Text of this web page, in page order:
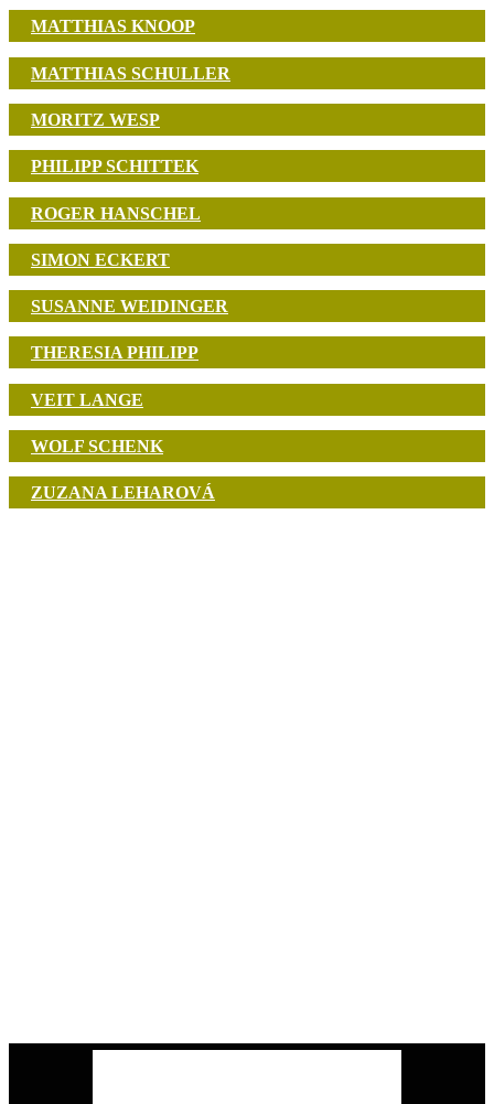
MATTHIAS KNOOP
MATTHIAS SCHULLER
MORITZ WESP
PHILIPP SCHITTEK
ROGER HANSCHEL
SIMON ECKERT
SUSANNE WEIDINGER
THERESIA PHILIPP
VEIT LANGE
WOLF SCHENK
ZUZANA LEHAROVÁ